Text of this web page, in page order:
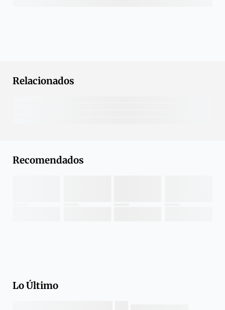
Relacionados
Recomendados
Lo Último